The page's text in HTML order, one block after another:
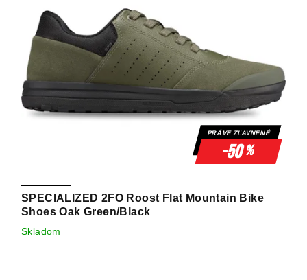
PRÁVE ZĽAVNENÉ
-50%
SPECIALIZED 2FO Roost Flat Mountain Bike
Shoes Oak Green/Black
Skladom